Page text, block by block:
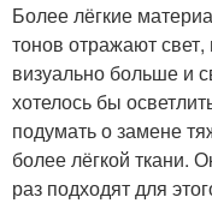
Более лёгкие
тонов отражают
визуально больше и
хотелось бы
подумать о замене
более лёгкой ткани.
раз подходят для